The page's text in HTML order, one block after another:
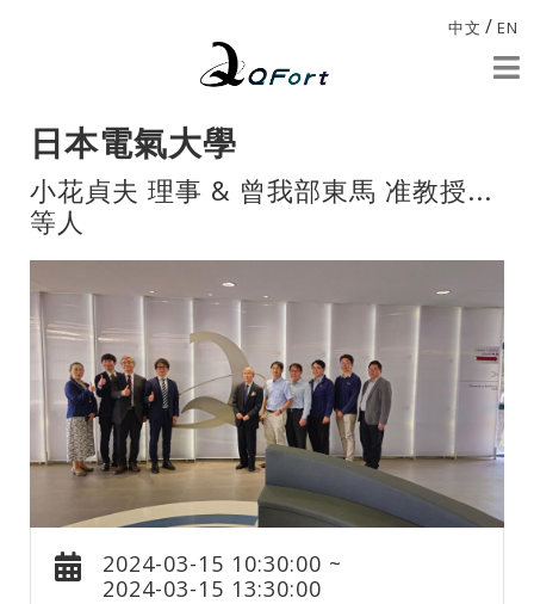
中文 / EN
日本電氣大學
小花貞夫 理事 & 曾我部東馬 准教授...
等人
2024-03-15 10:30:00 ~
2024-03-15 13:30:00